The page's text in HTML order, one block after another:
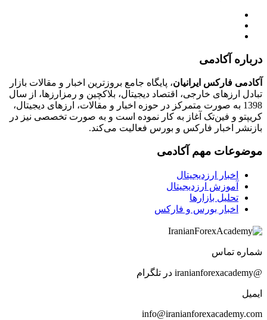
درباره آکادمی
آکادمی فارکس ایرانیان، پایگاه جامع بروزترین اخبار و مقالات بازار
تبادل ارزهای خارجی، اقتصاد دیجیتال، بلاکچین و رمزارزها، از سال
1398 به صورت متمرکز در حوزه اخبار و مقالات، ارزهای‌ دیجیتال،
کریپتو و فین‌تک آغاز به کار نموده است و به صورت تخصصی نیز در
بازنشر اخبار فارکس و بورس فعالیت می‌کند.
موضوعات مهم آکادمی
اخبار ارزدیجیتال
آموزش ارزدیجیتال
تحلیل بازارها
اخبار بورس و فارکس
شماره تماس
@iranianforexacademy در تلگرام
ایمیل
info@iranianforexacademy.com